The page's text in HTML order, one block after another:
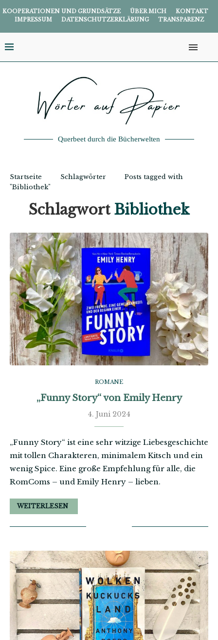
KOOPERATIONEN UND GRUNDSÄTZE ÜBER MICH
KONTAKT
IMPRESSUM
DATENSCHUTZERKLÄRUNG TRANSPARENZ
Querbeet durch die Bücherwelten
Startseite Schlagwörter
Posts tagged with
"Bibliothek"
Schlagwort Bibliothek
ROMANE
„Funny Story“ von Emily Henry
4. Juni 2024
„Funny Story“ ist eine sehr witzige Liebesgeschichte
mit tollen Charakteren, minimalem Kitsch und ein
wenig Spice. Eine große Empfehlung für alle, die
RomComs – und Emily Henry – lieben.
WEITERLESEN